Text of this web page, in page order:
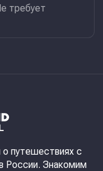
требует
путешествиях с
России. Знакомим